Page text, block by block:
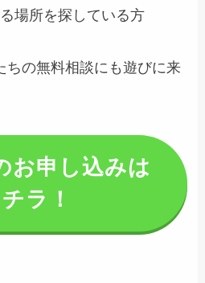
場所を探している方
ちの無料相談にも遊びに来
お申し込みは
ラ！